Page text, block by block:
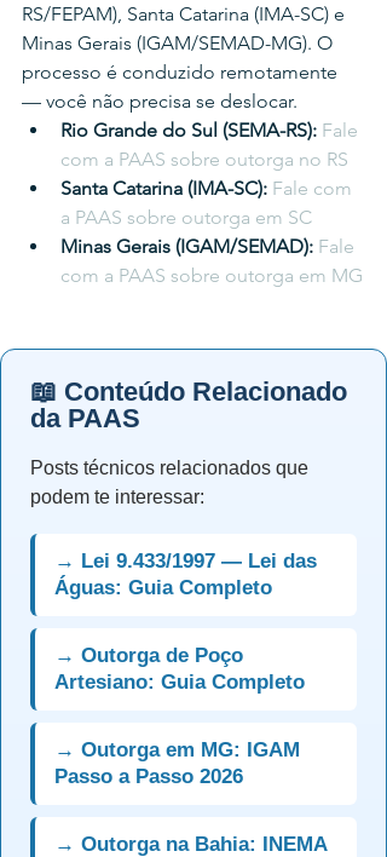
RS/FEPAM), Santa Catarina (IMA-SC) e
Minas Gerais (IGAM/SEMAD-MG). O
processo é conduzido remotamente
— você não precisa se deslocar.
Rio Grande do Sul (SEMA-RS): Fale
com a PAAS sobre outorga no RS
Santa Catarina (IMA-SC): Fale com
a PAAS sobre outorga em SC
Minas Gerais (IGAM/SEMAD): Fale
com a PAAS sobre outorga em MG
📖 Conteúdo Relacionado
da PAAS
Posts técnicos relacionados que
podem te interessar:
→ Lei 9.433/1997 — Lei das
Águas: Guia Completo
→ Outorga de Poço
Artesiano: Guia Completo
→ Outorga em MG: IGAM
Passo a Passo 2026
→ Outorga na Bahia: INEMA